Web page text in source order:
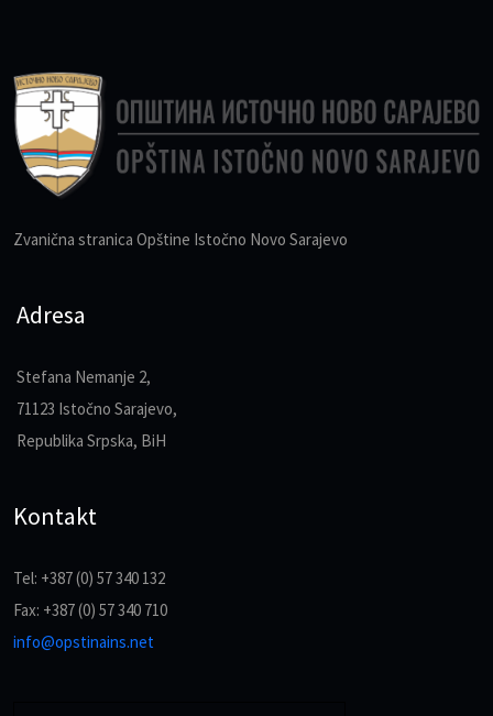
Zvanična stranica Opštine Istočno Novo Sarajevo
Adresa
Stefana Nemanje 2,
71123 Istočno Sarajevo,
Republika Srpska, BiH
Kontakt
Tel: +387 (0) 57 340 132
Fax: +387 (0) 57 340 710
info@opstinains.net